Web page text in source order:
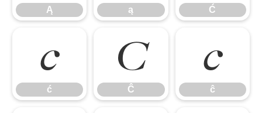
Ą ą Ć
ć
ć
Ĉ
Ĉ
ĉ
ĉ